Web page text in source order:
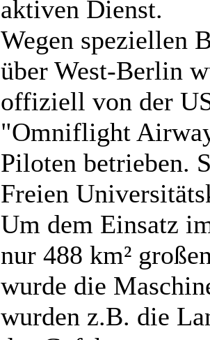
aktiven Dienst.
Wegen speziellen
über West-Berlin
offiziell von der
"Omniflight
Piloten betrieben.
Freien
Um dem Einsatz
nur 488 km²
wurde die
wurden z.B. die